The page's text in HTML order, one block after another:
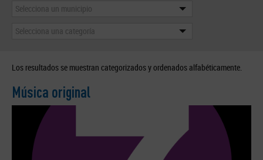
Selecciona un municipio
Selecciona una categoría
Los resultados se muestran categorizados y ordenados alfabéticamente.
Música original